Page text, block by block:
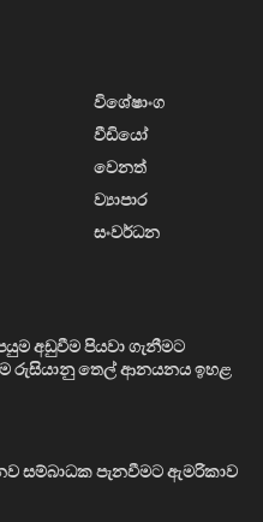
විශේෂාංග
වීඩියෝ
වෙනත්
ව්‍යාපාර
සංවර්ධන
අඩුවීම පියවා ගැනීමට
රුසියානු තෙල් ආනයනය ඉහළ
සම්බාධක පැනවීමට ඇමරිකාව